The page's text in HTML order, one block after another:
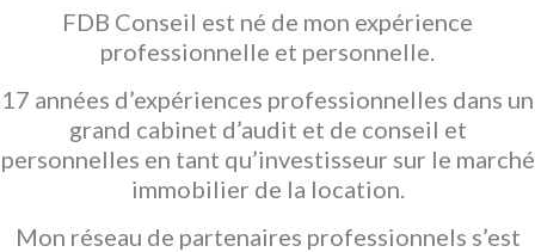
FDB Conseil est né de mon expérience
professionnelle et personnelle.
17 années d’expériences professionnelles dans un
grand cabinet d’audit et de conseil et
personnelles en tant qu’investisseur sur le marché
immobilier de la location.
Mon réseau de partenaires professionnels s’est